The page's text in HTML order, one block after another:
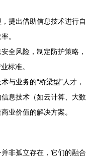
提出借助信息技术进行自
。
全风险，制定防护策略，
标准。
与业务的“桥梁型”人才，
息技术（如云计算、大数
业价值的解决方案。
非孤立存在，它们的融合